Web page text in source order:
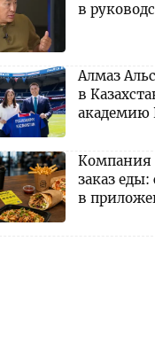
в
Алмаз
в
академию
Компания
заказ еды:
в